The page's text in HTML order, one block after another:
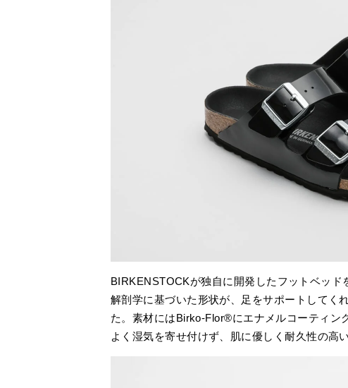
BIRKENSTOCKが独自に開発したフットベッ
解剖学に基づいた形状が、足をサポートしてく
た。素材にはBirko-Flor®にエナメルコーティン
よく湿気を寄せ付けず、肌に優しく耐久性の高